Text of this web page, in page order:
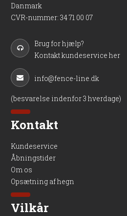
Danmark
CVR-nummer: 34 71 00 07
Brug for hjælp?
Kontakt kundeservice her
info@fence-line.dk
(besvarelse indenfor 3 hverdage)
Kontakt
Kundeservice
Åbningstider
Om os
Opsætning af hegn
Vilkår